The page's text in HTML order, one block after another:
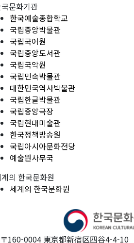
문화기관
한국예술종합학교
국립중앙박물관
국립국어원
국립중앙도서관
국립국악원
국립민속박물관
대한민국역사박물관
국립한글박물관
국립중앙극장
국립현대미술관
한국정책방송원
국립아시아문화전당
예술원사무국
의 한국문화원
세계의 한국문화원
〒160-0004 東京都新宿区四谷4-4-